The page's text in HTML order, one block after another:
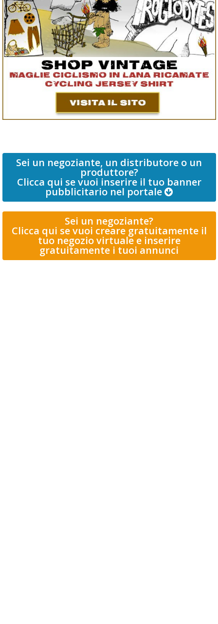
Sei un negoziante, un distributore o un
produttore?
Clicca qui se vuoi inserire il tuo banner
pubblicitario nel portale
Sei un negoziante?
Clicca qui se vuoi creare gratuitamente il
tuo negozio virtuale e inserire
gratuitamente i tuoi annunci